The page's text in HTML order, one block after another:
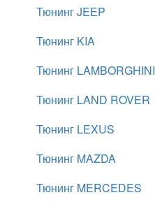
Тюнинг JEEP
Тюнинг KIA
Тюнинг LAMBORGHINI
Тюнинг LAND ROVER
Тюнинг LEXUS
Тюнинг MAZDA
Тюнинг MERCEDES